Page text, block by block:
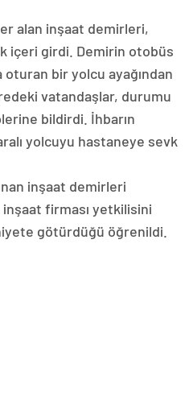
alan inşaat demirleri,
içeri girdi. Demirin otobüs
oturan bir yolcu ayağından
vatandaşlar, durumu
bildirdi. İhbarın
yolcuyu hastaneye sevk
inşaat demirleri
inşaat firması yetkilisini
götürdüğü öğrenildi.